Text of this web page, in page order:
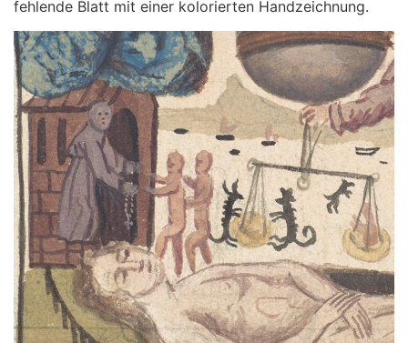
fehlende Blatt mit einer kolorierten Handzeichnung.